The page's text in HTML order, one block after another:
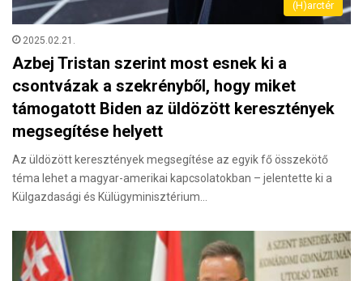
(H)arctér
2025.02.21.
Azbej Tristan szerint most esnek ki a
csontvázak a szekrényből, hogy miket
támogatott Biden az üldözött keresztények
megsegítése helyett
Az üldözött keresztények megsegítése az egyik fő összekötő
téma lehet a magyar-amerikai kapcsolatokban – jelentette ki a
Külgazdasági és Külügyminisztérium…